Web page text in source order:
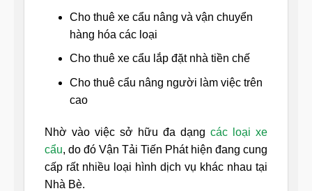
Cho thuê xe cẩu nâng và vận chuyển
hàng hóa các loại
Cho thuê xe cẩu lắp đặt nhà tiền chế
Cho thuê cẩu nâng người làm việc trên
cao
Nhờ vào việc sở hữu đa dạng các loại xe
cẩu, do đó Vận Tải Tiến Phát hiện đang cung
cấp rất nhiều loại hình dịch vụ khác nhau tại
Nhà Bè.